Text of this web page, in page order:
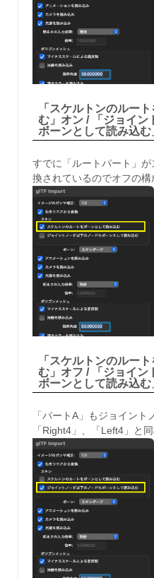
「スケルトンのルー
む」オン / 「ジョイン
ボーンとして読み込む
すでに「ルートパート」
換されているのでオフの構
「スケルトンのルー
む」オフ / 「ジョイン
ボーンとして読み込む
「パートA」もジョイン
「Right4」、「Left4」と